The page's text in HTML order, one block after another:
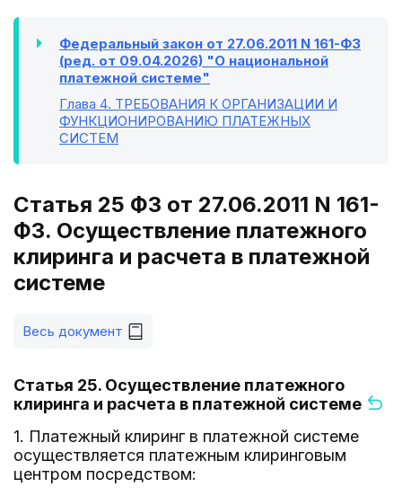
Федеральный закон от 27.06.2011 N 161-ФЗ
(ред. от 09.04.2026) "О национальной
платежной системе"
Глава 4. ТРЕБОВАНИЯ К ОРГАНИЗАЦИИ И
ФУНКЦИОНИРОВАНИЮ ПЛАТЕЖНЫХ
СИСТЕМ
Статья 25 ФЗ от 27.06.2011 N 161-
ФЗ. Осуществление платежного
клиринга и расчета в платежной
системе
Весь документ
Статья 25. Осуществление платежного
клиринга и расчета в платежной системе
1. Платежный клиринг в платежной системе
осуществляется платежным клиринговым
центром посредством: